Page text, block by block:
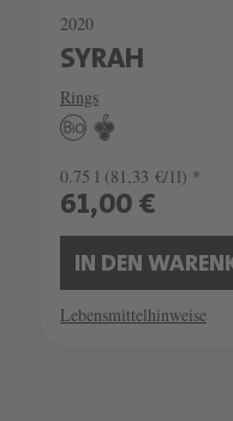
2020
SYRAH
Rings
0.75 l (81,33 €/1l) *
61,00 €
IN DEN
Lebensmittelhinweise